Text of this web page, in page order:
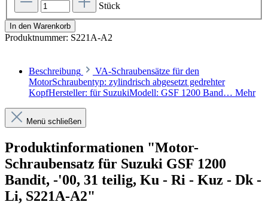
Stück
In den Warenkorb
Produktnummer: S221A-A2
Beschreibung
VA-Schraubensätze für den
MotorSchraubentyp: zylindrisch abgesetzt gedrehter
KopfHersteller: für SuzukiModell: GSF 1200 Band… Mehr
Menü schließen
Produktinformationen "Motor-
Schraubensatz für Suzuki GSF 1200
Bandit, -'00, 31 teilig, Ku - Ri - Kuz - Dk -
Li, S221A-A2"